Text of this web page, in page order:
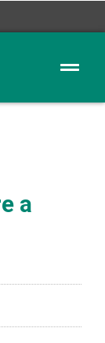
a